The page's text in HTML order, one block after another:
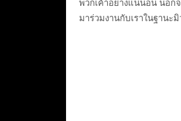
มาร่วมงานกับเราในฐานะ